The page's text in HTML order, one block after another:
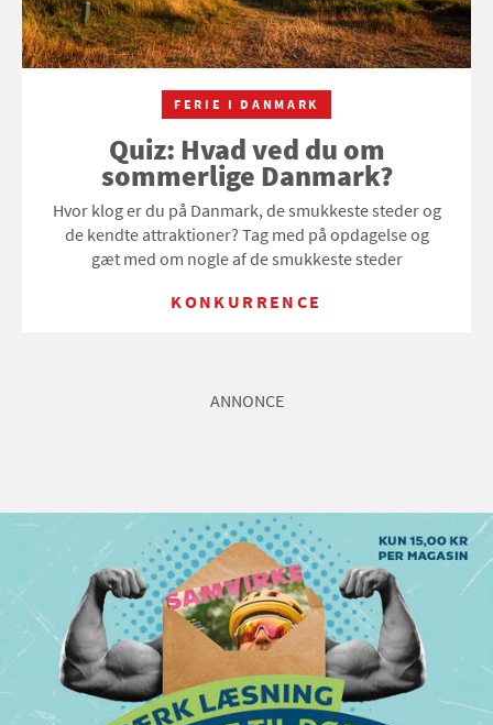
FERIE I DANMARK
Quiz: Hvad ved du om
sommerlige Danmark?
Hvor klog er du på Danmark, de smukkeste steder og
de kendte attraktioner? Tag med på opdagelse og
gæt med om nogle af de smukkeste steder
KONKURRENCE
ANNONCE